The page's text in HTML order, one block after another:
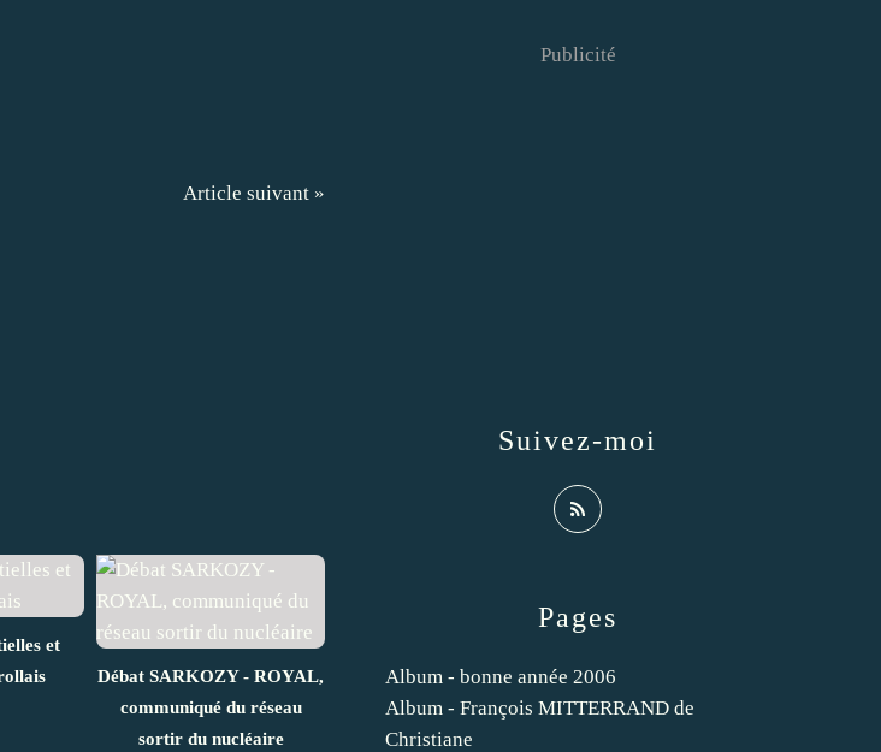
Article suivant »
et
Débat SARKOZY - ROYAL,
communiqué du réseau
sortir du nucléaire
Pages
Album - bonne année 2006
Album - François MITTERRAND de
Christiane
Suivez-moi
Publicité